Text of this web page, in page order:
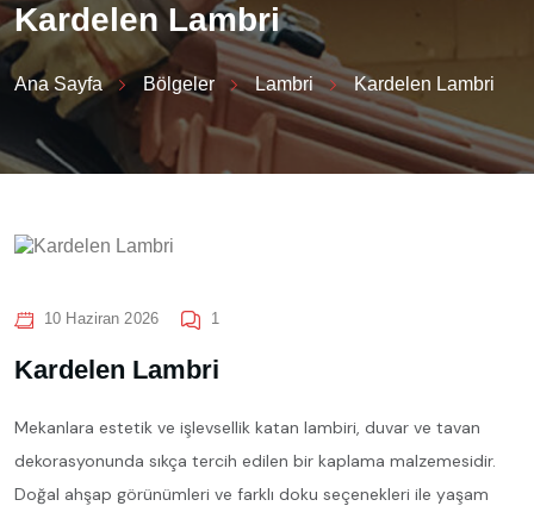
Kardelen Lambri
Ana Sayfa Bölgeler Lambri Kardelen Lambri
10 Haziran 2026 1
Kardelen Lambri
Mekanlara estetik ve işlevsellik katan lambiri, duvar ve tavan
dekorasyonunda sıkça tercih edilen bir kaplama malzemesidir.
Doğal ahşap görünümleri ve farklı doku seçenekleri ile yaşam